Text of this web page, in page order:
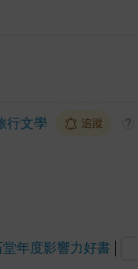
行文學 追蹤 ?
堂年度影響力好書